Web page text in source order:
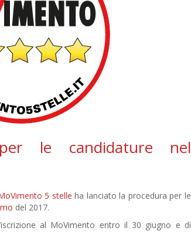
le candidature nel
5 stelle ha lanciato la procedura per le
del 2017.
al MoVimento entro il 30 giugno e di